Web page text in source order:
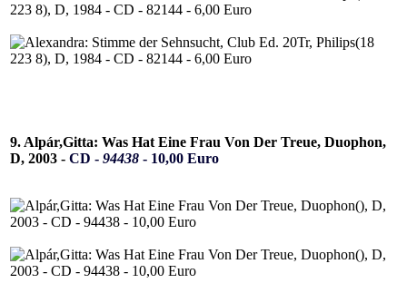
9. Alpár,Gitta: Was Hat Eine Frau Von Der Treue, Duophon,
D, 2003 - CD - 94438 - 10,00 Euro